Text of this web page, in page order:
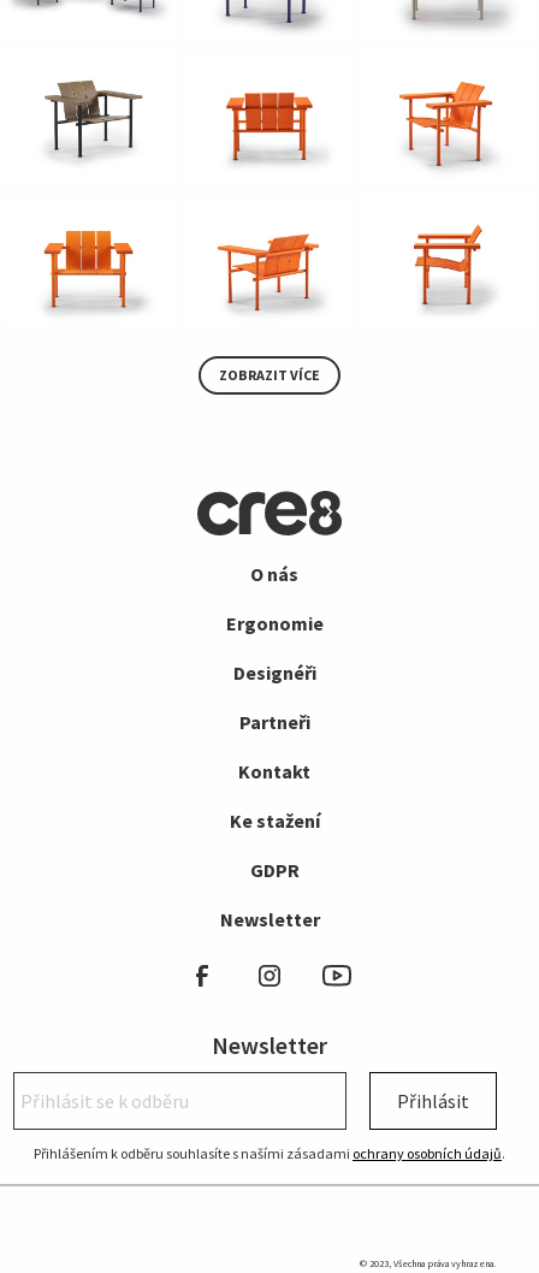
ZOBRAZIT VÍCE
O nás
Ergonomie
Designéři
Partneři
Kontakt
Ke stažení
GDPR
Newsletter
Newsletter
Přihlásit
Přihlášením k odběru souhlasíte s našími zásadami ochrany osobních údajů.
© 2023, Všechna práva vyhrazena.